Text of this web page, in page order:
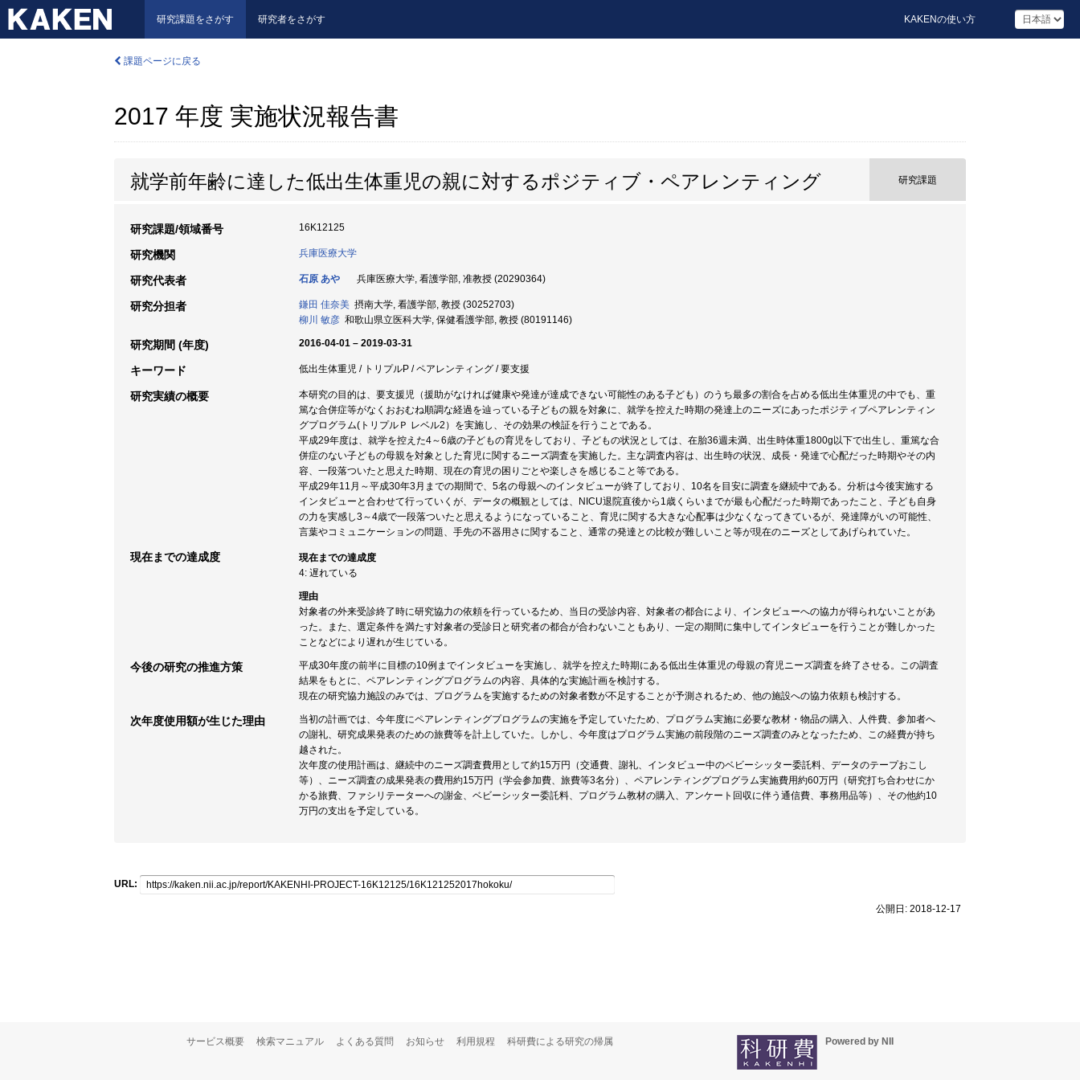
研究課題をさがす 研究者をさがす KAKENの使い方
課題ページに戻る
2017 年度 実施状況報告書
就学前年齢に達した低出生体重児の親に対するポジティブ・ペアレンティング 研究課題
研究課題/領域番号 16K12125
研究機関 兵庫医療大学
研究代表者 石原 あや 兵庫医療大学, 看護学部, 准教授 (20290364)
研究分担者 鎌田 佳奈美 摂南大学, 看護学部, 教授 (30252703)
柳川 敏彦 和歌山県立医科大学, 保健看護学部, 教授 (80191146)
研究期間 (年度) 2016-04-01 – 2019-03-31
キーワード 低出生体重児 / トリプルP / ペアレンティング / 要支援
研究実績の概要
本研究の目的は、要支援児（援助がなければ健康や発達が達成できない可能性のある子ども）のうち最多の割合を占める低出生体重児の中でも、重
篤な合併症等がなくおおむね順調な経過を辿っている子どもの親を対象に、就学を控えた時期の発達上のニーズにあったポジティブペアレンティン
グプログラム(トリプルＰ レベル2）を実施し、その効果の検証を行うことである。
平成29年度は、就学を控えた4～6歳の子どもの育児をしており、子どもの状況としては、在胎36週未満、出生時体重1800g以下で出生し、重篤な合
併症のない子どもの母親を対象とした育児に関するニーズ調査を実施した。主な調査内容は、出生時の状況、成長・発達で心配だった時期やその内
容、一段落ついたと思えた時期、現在の育児の困りごとや楽しさを感じること等である。
平成29年11月～平成30年3月までの期間で、5名の母親へのインタビューが終了しており、10名を目安に調査を継続中である。分析は今後実施する
インタビューと合わせて行っていくが、データの概観としては、NICU退院直後から1歳くらいまでが最も心配だった時期であったこと、子ども自身
の力を実感し3～4歳で一段落ついたと思えるようになっていること、育児に関する大きな心配事は少なくなってきているが、発達障がいの可能性、
言葉やコミュニケーションの問題、手先の不器用さに関すること、通常の発達との比較が難しいこと等が現在のニーズとしてあげられていた。
現在までの達成度
現在までの達成度
4: 遅れている
理由
対象者の外来受診終了時に研究協力の依頼を行っているため、当日の受診内容、対象者の都合により、インタビューへの協力が得られないことがあ
った。また、選定条件を満たす対象者の受診日と研究者の都合が合わないこともあり、一定の期間に集中してインタビューを行うことが難しかった
ことなどにより遅れが生じている。
今後の研究の推進方策
平成30年度の前半に目標の10例までインタビューを実施し、就学を控えた時期にある低出生体重児の母親の育児ニーズ調査を終了させる。この調査
結果をもとに、ペアレンティングプログラムの内容、具体的な実施計画を検討する。
現在の研究協力施設のみでは、プログラムを実施するための対象者数が不足することが予測されるため、他の施設への協力依頼も検討する。
次年度使用額が生じた理由
当初の計画では、今年度にペアレンティングプログラムの実施を予定していたため、プログラム実施に必要な教材・物品の購入、人件費、参加者へ
の謝礼、研究成果発表のための旅費等を計上していた。しかし、今年度はプログラム実施の前段階のニーズ調査のみとなったため、この経費が持ち
越された。
次年度の使用計画は、継続中のニーズ調査費用として約15万円（交通費、謝礼、インタビュー中のベビーシッター委託料、データのテープおこし
等）、ニーズ調査の成果発表の費用約15万円（学会参加費、旅費等3名分）、ペアレンティングプログラム実施費用約60万円（研究打ち合わせにか
かる旅費、ファシリテーターへの謝金、ベビーシッター委託料、プログラム教材の購入、アンケート回収に伴う通信費、事務用品等）、その他約10
万円の支出を予定している。
URL:
公開日: 2018-12-17
サービス概要 検索マニュアル よくある質問 お知らせ 利用規程 科研費による研究の帰属 Powered by NII